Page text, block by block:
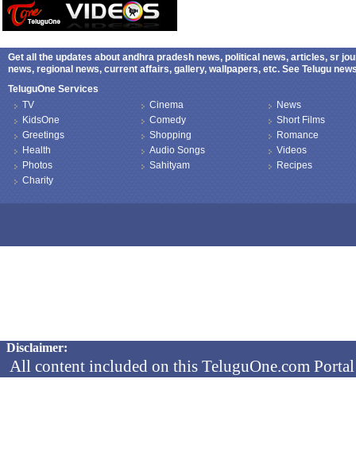
Get all the updates about andhra pradesh news, political news, articles, sr
news, regional news, current affairs, gallery, wallpapers, etc. See Telugu
TeluguOne Services
TV
KidsOne
Greetings
Health
Photos
Charity
Cinema
Comedy
Shopping
Audio Songs
Sahityam
News
Short Films
Romance
Videos
Recipes
Disclaimer:
All content included on this TeluguOne.com